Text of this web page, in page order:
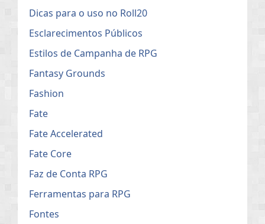
Dicas para o uso no Roll20
Esclarecimentos Públicos
Estilos de Campanha de RPG
Fantasy Grounds
Fashion
Fate
Fate Accelerated
Fate Core
Faz de Conta RPG
Ferramentas para RPG
Fontes